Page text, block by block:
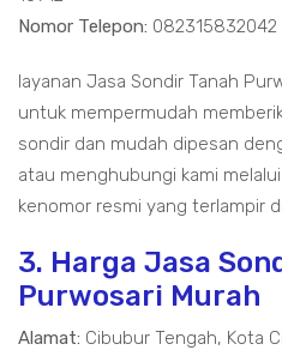
Nomor Telepon: 082315832042
layanan Jasa Sondir Tanah
untuk mempermudah
sondir dan mudah dipesan
atau menghubungi kami
kenomor resmi yang terlampir
3. Harga Jasa
Purwosari Murah
Alamat: Cibubur Tengah, Kota